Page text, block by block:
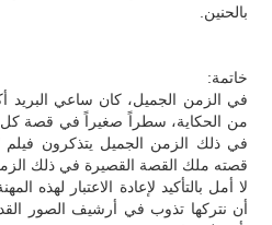
بالحنين.
خاتمة:
في الزمن الجميل، كان ساعي البريد
من الحكاية، سطراً صغيراً في قصة
في ذلك الزمن الجميل يتذكرون فيلم
قصته ملك القصة القصيرة في ذلك
لا أمل بالتأكيد لإعادة الاعتبار لهذه
أن نتركها تذوب في أرشيف الصور